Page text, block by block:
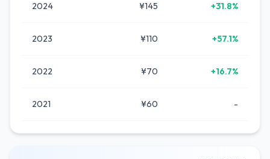
2024 ¥145 +31.8%
2023 ¥110 +57.1%
2022 ¥70 +16.7%
2021 ¥60 -